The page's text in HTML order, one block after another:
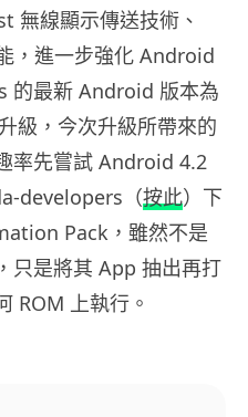
無線顯示傳送技術、
，進一步強化 Android
的最新 Android 版本為
級，今次升級所帶來的
率先嘗試 Android 4.2
developers（按此）下
Pack，雖然不是
只是將其 App 抽出再打
ROM 上執行。